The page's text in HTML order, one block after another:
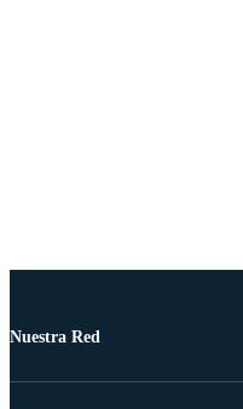
Nuestra Red